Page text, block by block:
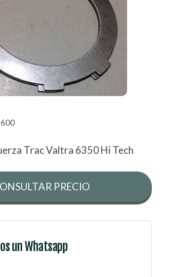
Trac Valtra 6350 Hi Tech
PRECIO
un Whatsapp